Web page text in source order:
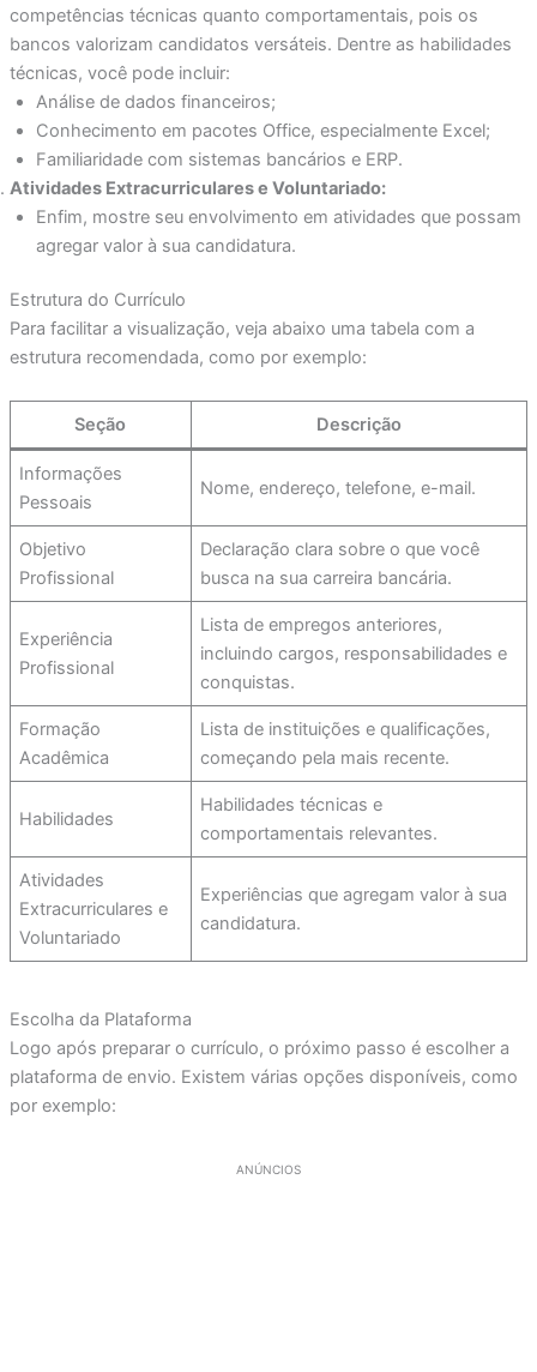
competências técnicas quanto comportamentais, pois os
bancos valorizam candidatos versáteis. Dentre as habilidades
técnicas, você pode incluir:
Análise de dados financeiros;
Conhecimento em pacotes Office, especialmente Excel;
Familiaridade com sistemas bancários e ERP.
Atividades Extracurriculares e Voluntariado:
Enfim, mostre seu envolvimento em atividades que possam
agregar valor à sua candidatura.
Estrutura do Currículo
Para facilitar a visualização, veja abaixo uma tabela com a
estrutura recomendada, como por exemplo:
Seção Descrição
Informações
Pessoais
Nome, endereço, telefone, e-mail.
Objetivo
Profissional
Declaração clara sobre o que você
busca na sua carreira bancária.
Experiência
Profissional
Lista de empregos anteriores,
incluindo cargos, responsabilidades e
conquistas.
Formação
Acadêmica
Lista de instituições e qualificações,
começando pela mais recente.
Habilidades
Habilidades técnicas e
comportamentais relevantes.
Atividades
Extracurriculares e
Voluntariado
Experiências que agregam valor à sua
candidatura.
Escolha da Plataforma
Logo após preparar o currículo, o próximo passo é escolher a
plataforma de envio. Existem várias opções disponíveis, como
por exemplo:
ANÚNCIOS